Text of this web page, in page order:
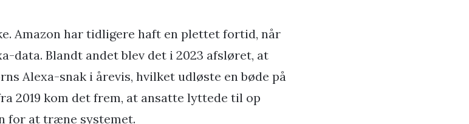
Amazon har tidligere haft en plettet fortid, når
data. Blandt andet blev det i 2023 afsløret, at
Alexa-snak i årevis, hvilket udløste en bøde på
2019 kom det frem, at ansatte lyttede til op
for at træne systemet.